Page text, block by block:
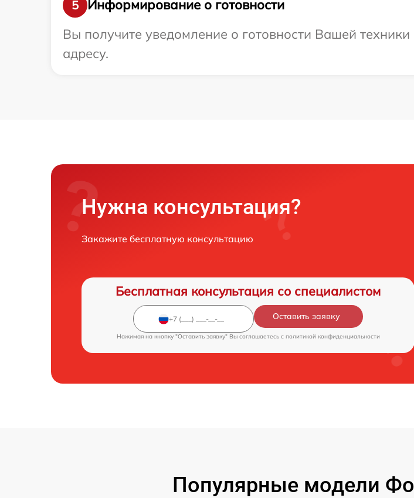
5
Информирование о готовности
Вы получите уведомление о готовности Вашей
адресу.
Нужна консультация?
Закажите бесплатную консультацию
Бесплатная консультация со специалистом
Оставить заявку
Нажимая на кнопку "Оставить заявку" Вы соглашаетесь c политикой конфиденциальности
Популярные модели